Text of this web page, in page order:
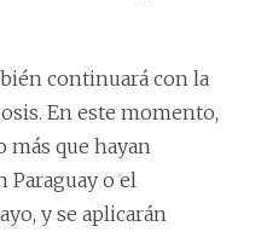
continuará con la
En este momento,
más que hayan
Paraguay o el
y se aplicarán